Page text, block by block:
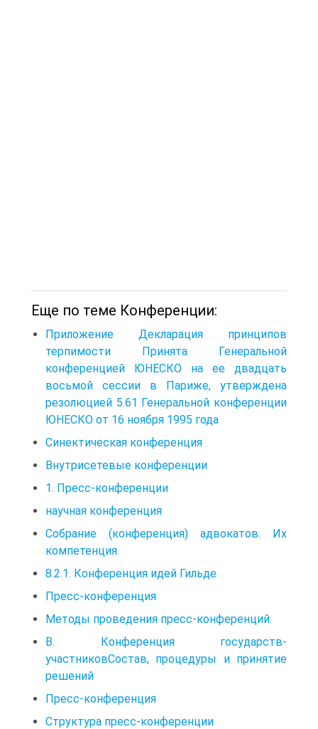
Еще по теме Конференции:
Приложение Декларация принципов
терпимости Принята Генеральной
конференцией ЮНЕСКО на ее двадцать
восьмой сессии в Париже, утверждена
резолюцией 5.61 Генеральной конференции
ЮНЕСКО от 16 ноября 1995 года
Синектическая конференция
Внутрисетевые конференции
1. Пресс-конференции
научная конференция
Собрание (конференция) адвокатов. Их
компетенция.
8.2.1. Конференция идей Гильде
Пресс-конференция
Методы проведения пресс-конференций.
В. Конференция государств-
участниковСостав, процедуры и принятие
решений
Пресс-конференция
Структура пресс-конференции